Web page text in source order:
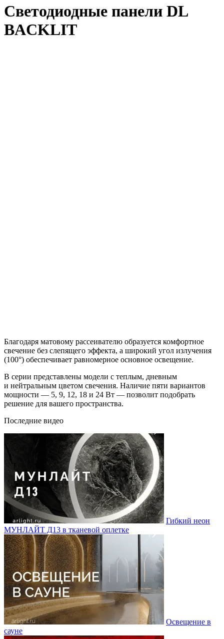
Светодиодные панели DL
BACKLIT
Благодаря матовому рассеивателю образуется комфортное
свечение без слепящего эффекта, а широкий угол излучения
(100°) обеспечивает равномерное основное освещение.
В серии представлены модели с теплым, дневным
и нейтральным цветом свечения. Наличие пяти вариантов
мощности — 5, 9, 12, 18 и 24 Вт — позволит подобрать
решение для вашего пространства.
Последние видео
Гибкий неон
МУНЛАЙТ Д13 в тканевой оплетке
Освещение в
сауне